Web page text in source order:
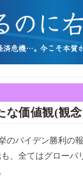
な価値観(観
のバイデン勝利の
、全てはグロー